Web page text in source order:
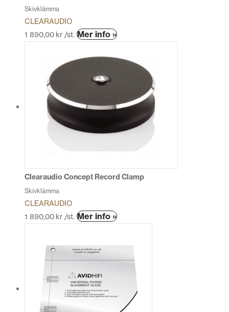
Skivklämma
CLEARAUDIO
1 890,00 kr /st. Mer info »Den
produkten
varianter.
De
alternativen
väljas
produktsidan
Clearaudio Concept Record Clamp
Skivklämma
CLEARAUDIO
1 890,00 kr /st. Mer info »